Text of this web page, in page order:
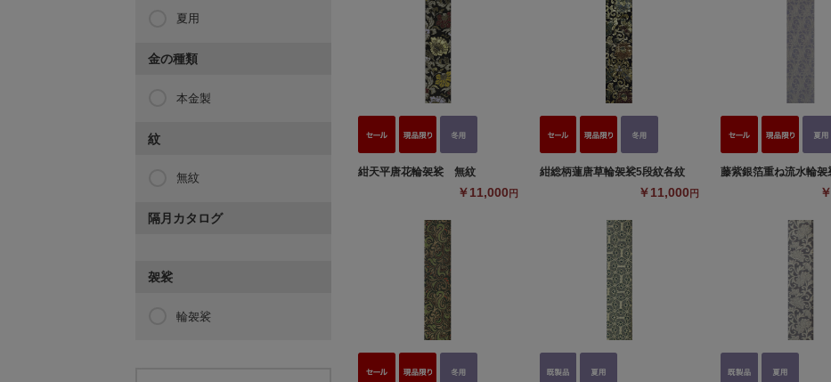
紺天平唐花輪袈裟 無紋
￥11,000 円
紺総柄蓮唐草輪袈裟5段紋各紋
￥11,000 円
藤紫銀箔重ね流水輪
夏用
金の種類
本金製
紋
無紋
隔月カタログ
袈裟
輪袈裟